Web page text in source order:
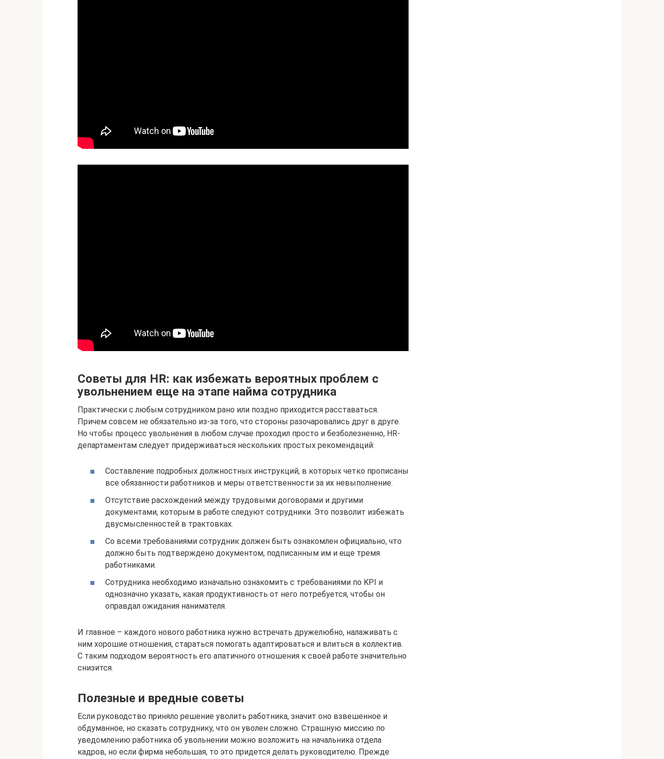
Советы для HR: как избежать вероятных проблем с
увольнением еще на этапе найма сотрудника
Практически с любым сотрудником рано или поздно приходится расставаться.
Причем совсем не обязательно из-за того, что стороны разочаровались друг в друге.
Но чтобы процесс увольнения в любом случае проходил просто и безболезненно, HR-
департаментам следует придерживаться нескольких простых рекомендаций:
Составление подробных должностных инструкций, в которых четко прописаны
все обязанности работников и меры ответственности за их невыполнение.
Отсутствие расхождений между трудовыми договорами и другими
документами, которым в работе следуют сотрудники. Это позволит избежать
двусмысленностей в трактовках.
Со всеми требованиями сотрудник должен быть ознакомлен официально, что
должно быть подтверждено документом, подписанным им и еще тремя
работниками.
Сотрудника необходимо изначально ознакомить с требованиями по KPI и
однозначно указать, какая продуктивность от него потребуется, чтобы он
оправдал ожидания нанимателя.
И главное – каждого нового работника нужно встречать дружелюбно, налаживать с
ним хорошие отношения, стараться помогать адаптироваться и влиться в коллектив.
С таким подходом вероятность его апатичного отношения к своей работе значительно
снизится.
Полезные и вредные советы
Если руководство приняло решение уволить работника, значит оно взвешенное и
обдуманное, но сказать сотруднику, что он уволен сложно. Страшную миссию по
уведомлению работника об увольнении можно возложить на начальника отдела
кадров, но если фирма небольшая, то это придется делать руководителю. Прежде